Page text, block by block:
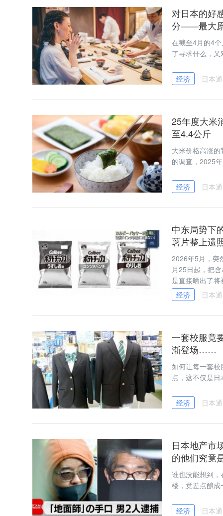
对日本的好
分——最大原
在截至4月的4
了寻求什么，
经济 日本通
25年度大米
至4.4公斤
大米价格高涨
的调查，2025
经济 日本通
中东局势下
薯片整上遗
2026年5月，突
月25日起，把
是直接晒出了
经济
日本通
一套校服竟
渐登场……
如何让每一套
点，这不仅是
经济 日本通
日本地产市
的他们究竟
谁也没能想到
楼，竟差点酿
经济 日本通